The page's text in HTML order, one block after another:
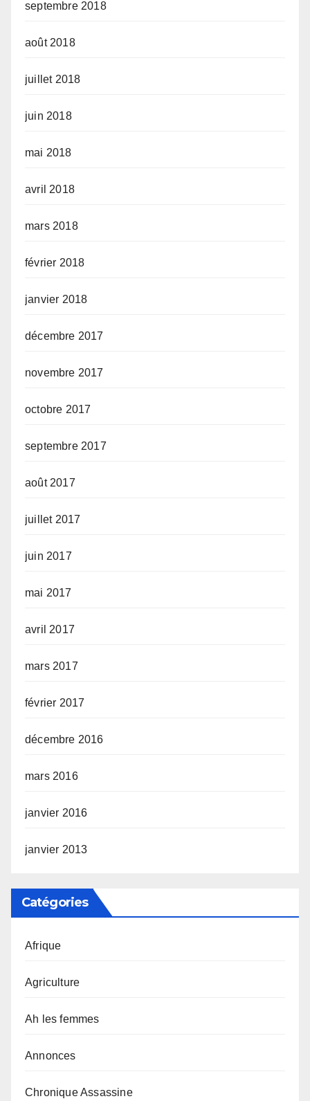
septembre 2018
août 2018
juillet 2018
juin 2018
mai 2018
avril 2018
mars 2018
février 2018
janvier 2018
décembre 2017
novembre 2017
octobre 2017
septembre 2017
août 2017
juillet 2017
juin 2017
mai 2017
avril 2017
mars 2017
février 2017
décembre 2016
mars 2016
janvier 2016
janvier 2013
Catégories
Afrique
Agriculture
Ah les femmes
Annonces
Chronique Assassine